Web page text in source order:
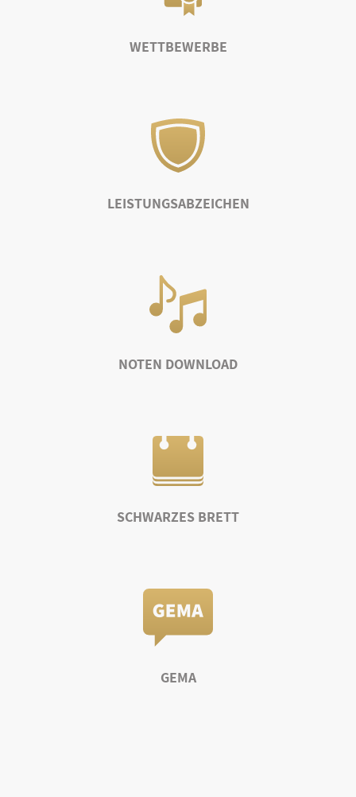
WETTBEWERBE
LEISTUNGSABZEICHEN
NOTEN DOWNLOAD
SCHWARZES BRETT
GEMA